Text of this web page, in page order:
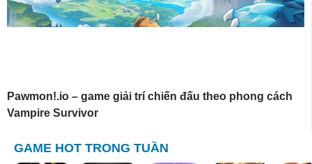
Pawmon!.io – game giải trí chiến đấu theo phong cách
Vampire Survivor
GAME HOT TRONG TUẦN